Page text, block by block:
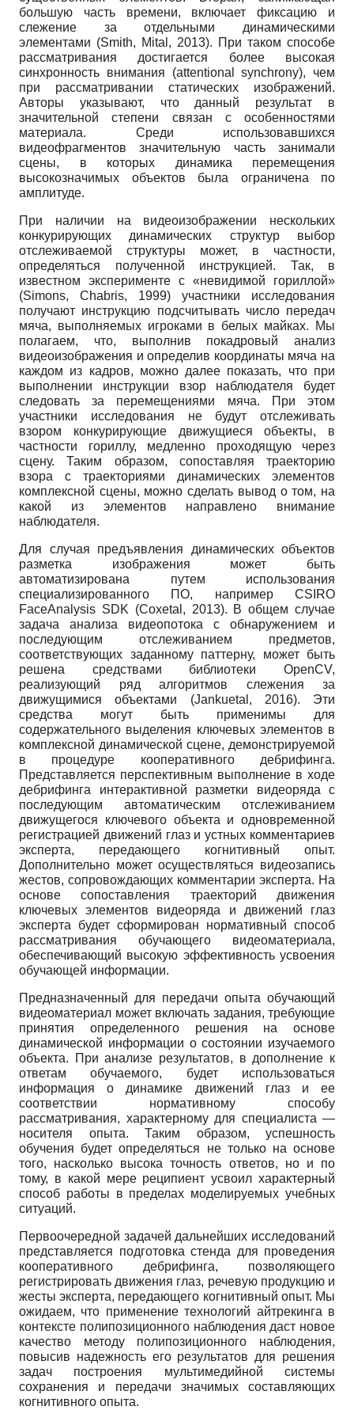
большую часть времени, включает фиксацию и
слежение за отдельными динамическими
элементами (Smith, Mital, 2013). При таком способе
рассматривания достигается более высокая
синхронность внимания (attentional synchrony), чем
при рассматривании статических изображений.
Авторы указывают, что данный результат в
значительной степени связан с особенностями
материала. Среди использовавшихся
видеофрагментов значительную часть занимали
сцены, в которых динамика перемещения
высокозначимых объектов была ограничена по
амплитуде.
При наличии на видеоизображении нескольких
конкурирующих динамических структур выбор
отслеживаемой структуры может, в частности,
определяться полученной инструкцией. Так, в
известном эксперименте с «невидимой гориллой»
(Simons, Chabris, 1999) участники исследования
получают инструкцию подсчитывать число передач
мяча, выполняемых игроками в белых майках. Мы
полагаем, что, выполнив покадровый анализ
видеоизображе­ния и определив координаты мяча на
каждом из кадров, можно далее показать, что при
выполнении инструкции взор наблюдателя будет
следовать за перемещениями мяча. При этом
участники исследования не будут отслеживать
взором конкурирующие движущиеся объекты, в
частности гориллу, медленно проходящую через
сцену. Таким образом, сопоставляя траекторию
взора с траекториями динамических элементов
комплексной сцены, можно сделать вывод о том, на
какой из элементов направлено внимание
наблюдателя.
Для случая предъявления динамических объектов
разметка изображения может быть
автоматизирована путем использования
специализированного ПО, например CSIRO
FaceAnalysis SDK (Coxetal, 2013). В общем случае
задача анализа видеопотока с обнаружением и
последующим отслеживанием предметов,
соответствующих заданному паттерну, может быть
решена средствами библиотеки OpenCV,
реализующий ряд алгоритмов слежения за
движущимися объектами (Jankuetal, 2016). Эти
средства могут быть применимы для
содержательного выделения ключевых элементов в
комплексной динамической сцене, демонстрируемой
в процедуре кооперативного дебрифинга.
Представляется перспективным выполнение в ходе
дебрифинга интерактивной разметки видеоряда с
последующим автоматическим отслеживанием
движущегося ключевого объекта и одновременной
регистрацией движений глаз и устных комментариев
эксперта, передающего когнитивный опыт.
Дополнительно может осуществляться видеозапись
жестов, сопровождающих комментарии эксперта. На
основе сопоставления траекторий движения
ключевых элементов видеоряда и движений глаз
эксперта будет сформирован нормативный способ
рассматривания обучающего видеоматериала,
обеспечивающий высокую эффективность усвоения
обучающей информации.
Предназначенный для передачи опыта обучающий
видеоматериал может включать задания, требующие
принятия определенного решения на основе
динамической информации о состоянии изучаемого
объекта. При анализе результатов, в дополнение к
ответам обучаемого, будет использоваться
информация о динамике движений глаз и ее
соответствии нормативному способу
рассматривания, характерному для специалиста —
носителя опыта. Таким образом, успешность
обучения будет определяться не только на основе
того, насколько высока точность ответов, но и по
тому, в какой мере реципиент усвоил характерный
способ работы в пределах моделируемых учебных
ситуаций.
Первоочередной задачей дальнейших исследований
представляется подготовка стенда для проведения
кооперативного дебрифинга, позволяющего
регистрировать движения глаз, речевую продукцию и
жесты эксперта, передающего когнитивный опыт. Мы
ожидаем, что применение технологий айтрекинга в
контексте полипозиционного наблюдения даст новое
качество методу полипозиционного наблюдения,
повысив надежность его результатов для решения
задач построения мультимедийной системы
сохранения и передачи значимых составляющих
когнитивного опыта.